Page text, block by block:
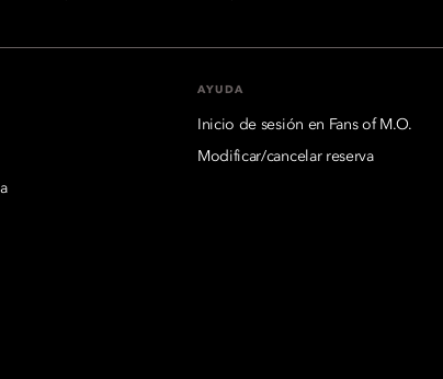
AYUDA
Inicio de sesión en Fans of M.O.
Modificar/cancelar reserva